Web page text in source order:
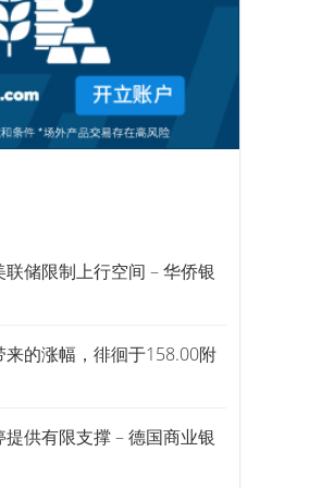
储限制上行空间 – 华侨银
来的涨幅，徘徊于158.00附
供有限支撑 – 德国商业银